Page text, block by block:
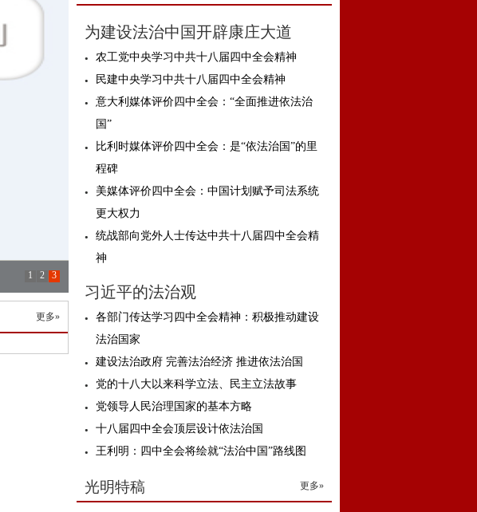
1 2 3
更多»
为建设法治中国开辟康庄大道
农工党中央学习中共十八届四中全会精神
民建中央学习中共十八届四中全会精神
意大利媒体评价四中全会：“全面推进依法治
国”
比利时媒体评价四中全会：是“依法治国”的里
程碑
美媒体评价四中全会：中国计划赋予司法系统
更大权力
统战部向党外人士传达中共十八届四中全会精
神
习近平的法治观
各部门传达学习四中全会精神：积极推动建设
法治国家
建设法治政府 完善法治经济 推进依法治国
党的十八大以来科学立法、民主立法故事
党领导人民治理国家的基本方略
十八届四中全会顶层设计依法治国
王利明：四中全会将绘就“法治中国”路线图
光明特稿 更多»